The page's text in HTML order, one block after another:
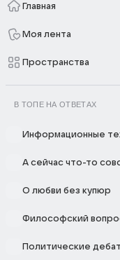
Главная
Моя лента
Пространства
В ТОПЕ НА ОТВЕТАХ
Информационные
А сейчас что-то
О любви без купюр
Философский
Политические